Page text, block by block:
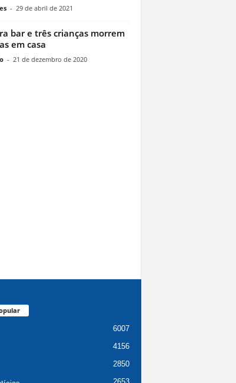
- 29 de abril de 2021
bar e três crianças morrem
em casa
- 21 de dezembro de 2020
6007
4156
2850